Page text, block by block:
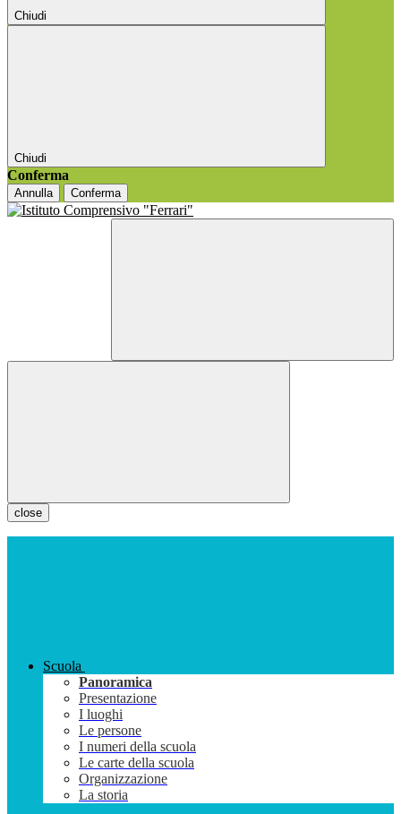
Chiudi
Chiudi
Conferma
Annulla Conferma
close
Scuola
Panoramica
Presentazione
I luoghi
Le persone
I numeri della scuola
Le carte della scuola
Organizzazione
La storia